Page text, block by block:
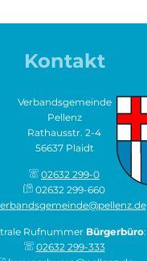
Kontakt
Verbandsgemeinde
Pellenz
Rathausstr. 2-4
56637 Plaidt
02632 299-0
02632 299-660
Rufnummer Bürgerbüro:
02632 299-333